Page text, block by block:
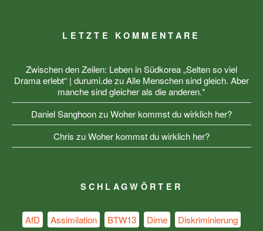
LETZTE KOMMENTARE
Zwischen den Zeilen: Leben in Südkorea „Selten so viel
Drama erlebt“ | durumi.dezuAlle Menschen sind gleich. Aber
manche sind gleicher als die anderen.*
Daniel SanghoonzuWoher kommst du wirklich her?
Chris zuWoher kommst du wirklich her?
SCHLAGWÖRTER
AfD Assimilation BTW13 Dirne
Diskriminierung